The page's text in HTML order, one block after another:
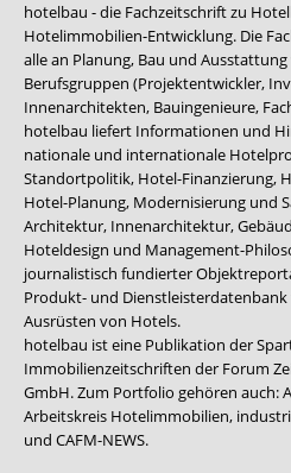
hotelbau - die Fachzeitschrift zu
Hotelimmobilien-Entwicklung. Die
alle an Planung, Bau und
Berufsgruppen (Projektentwickler,
Innenarchitekten, Bauingenieure,
hotelbau liefert Informationen und
nationale und internationale
Standortpolitik, Hotel-Finanzierung,
Hotel-Planung, Modernisierung und
Architektur, Innenarchitektur,
Hoteldesign und Management-
journalistisch fundierter
Produkt- und Dienstleisterdatenbank
Ausrüsten von Hotels.
hotelbau ist eine Publikation der
Immobilienzeitschriften der Forum
GmbH. Zum Portfolio gehören auch:
Arbeitskreis Hotelimmobilien,
und CAFM-NEWS.